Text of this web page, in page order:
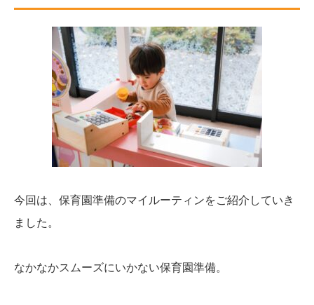
今回は、保育園準備のマイルーティンをご紹介していき
ました。
なかなかスムーズにいかない保育園準備。